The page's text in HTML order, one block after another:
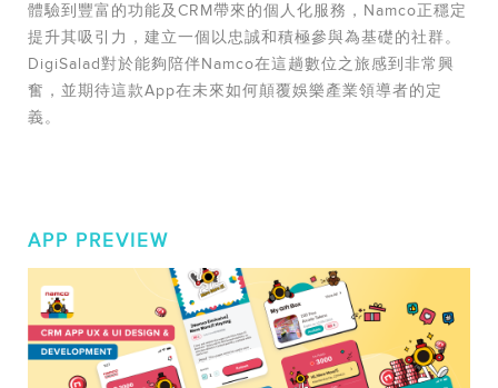
體驗到豐富的功能及CRM帶來的個人化服務，Namco正穩定
提升其吸引力，建立一個以忠誠和積極參與為基礎的社群。
DigiSalad對於能夠陪伴Namco在這趟數位之旅感到非常興
奮，並期待這款App在未來如何顛覆娛樂產業領導者的定
義。
APP PREVIEW